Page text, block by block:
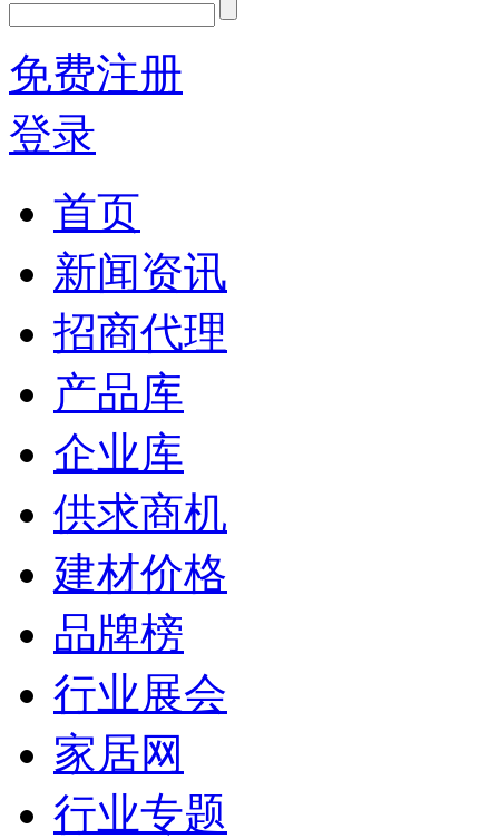
免费注册
登录
首页
新闻资讯
招商代理
产品库
企业库
供求商机
建材价格
品牌榜
行业展会
家居网
行业专题